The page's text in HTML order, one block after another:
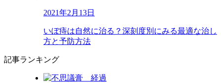
2021年2月13日
いぼ痔は自然に治る？深刻度別にみる最適な治し
方と予防方法
記事ランキング